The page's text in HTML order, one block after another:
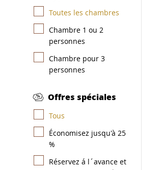
Toutes les chambres
Chambre 1 ou 2
personnes
Chambre pour 3
personnes
Offres spéciales
Tous
Économisez jusqu'à 25
%
Réservez á l´avance et